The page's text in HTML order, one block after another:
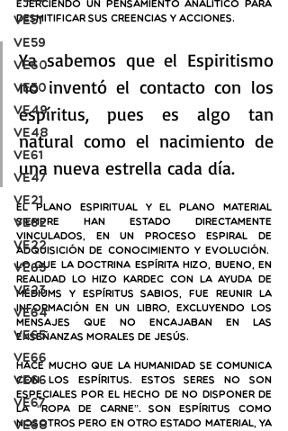
VE51
VE59
VE60
VE50
VE49
VE48
VE61
VE47
VE21
VE62
VE22
VE63
VE23
VE64
VE65
VE66
ve66
VE67
VE68
ejerciendo un pensamiento analítico para
desmitificar sus creencias y acciones.
Ya sabemos que el Espiritismo
no inventó el contacto con los
espíritus, pues es algo tan
natural como el nacimiento de
una nueva estrella cada día.
El plano espiritual y el plano material
siempre han estado directamente
vinculados, en un proceso espiral de
adquisición de conocimiento y evolución.
Lo que la doctrina espírita hizo, bueno, en
realidad lo hizo Kardec con la ayuda de
médiums y espíritus sabios, fue reunir la
información en un libro, excluyendo los
mensajes que no encajaban en las
enseñanzas morales de Jesús.
Hace mucho que la humanidad se comunica
con los espíritus. Estos seres no son
especiales por el hecho de no disponer de
la “ropa de carne”. Son espíritus como
nosotros pero en otro estado material, ya